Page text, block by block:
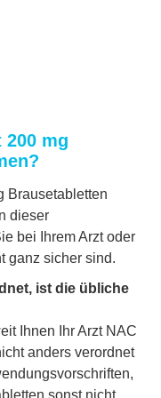
200 mg
Brausetabletten
dieser
bei Ihrem Arzt oder
ganz sicher sind.
ist die übliche
Ihnen Ihr Arzt NAC
anders verordnet
sonst nicht